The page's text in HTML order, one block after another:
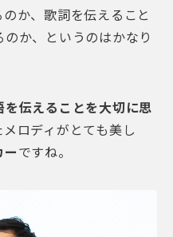
か、歌詞を伝えること
か、というのはかなり
を伝えることを大切に思
ロディがとても美し
ー ですね。